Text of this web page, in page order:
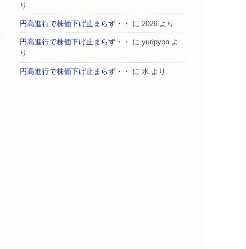
り
円高進行で株価下げ止まらず・・ に 2026 より
円高進行で株価下げ止まらず・・ に yuripyon よ
り
円高進行で株価下げ止まらず・・ に 水 より